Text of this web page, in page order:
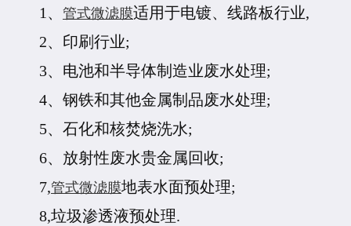
1、 管式微滤膜适用于电镀、线路板行业,
2、印刷行业;
3、电池和半导体制造业废水处理;
4、钢铁和其他金属制品废水处理;
5、石化和核焚烧洗水;
6、放射性废水贵金属回收;
7,管式微滤膜地表水面预处理;
8,垃圾渗透液预处理.